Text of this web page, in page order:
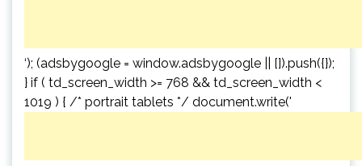
‘); (adsbygoogle = window.adsbygoogle || []).push({});
} if ( td_screen_width >= 768 && td_screen_width <
1019 ) { /* portrait tablets */ document.write('